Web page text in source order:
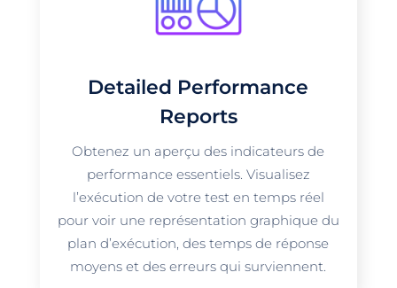
Detailed Performance
Reports
Obtenez un aperçu des indicateurs de
performance essentiels. Visualisez
l’exécution de votre test en temps réel
pour voir une représentation graphique du
plan d’exécution, des temps de réponse
moyens et des erreurs qui surviennent.